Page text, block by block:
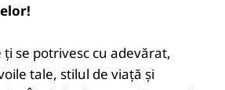
se potrivesc cu adevărat,
tale, stilul de viață și